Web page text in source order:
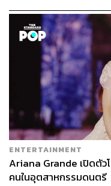
ENTERTAINMENT
Ariana Grande เปิดตั
คนในอุตสาหกรรมดนตรี